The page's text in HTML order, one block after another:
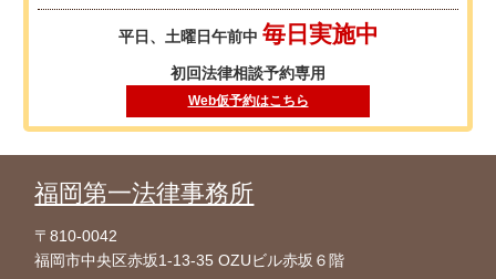
平日、土曜日午前中 毎日実施中
初回法律相談予約専用
Web仮予約はこちら
福岡第一法律事務所
〒810-0042
福岡市中央区赤坂1-13-35 OZUビル赤坂６階